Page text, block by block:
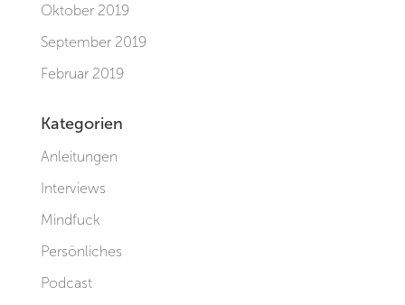
Oktober 2019
September 2019
Februar 2019
Kategorien
Anleitungen
Interviews
Mindfuck
Persönliches
Podcast